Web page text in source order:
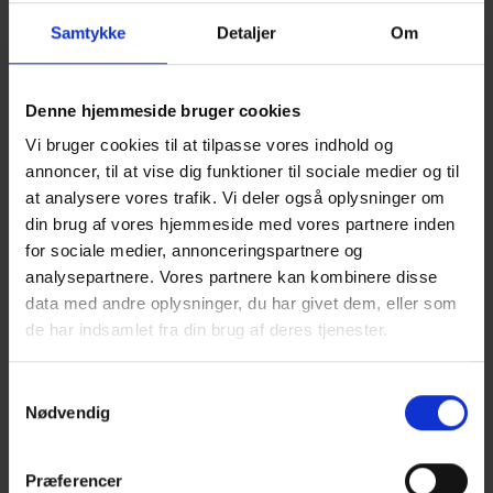
Samtykke Detaljer Om
Denne hjemmeside bruger cookies
Vi bruger cookies til at tilpasse vores indhold og
annoncer, til at vise dig funktioner til sociale medier og til
at analysere vores trafik. Vi deler også oplysninger om
din brug af vores hjemmeside med vores partnere inden
for sociale medier, annonceringspartnere og
analysepartnere. Vores partnere kan kombinere disse
data med andre oplysninger, du har givet dem, eller som
de har indsamlet fra din brug af deres tjenester.
Nødvendig
Præferencer
PODCAST: VERDENS
HØJESTE TRÆBYGNING
Schmidt Hammer Lassens står bag en ny tårnhøj træbygning,
der kommer til at slå Mjøstårnet og blive verdens højeste.
Træ.dk har interviewet Kristian Ahlmark, der er arkitekt, partner
og kreativ chef i SHL, om projektet. Hør mere om det helt nye
byggesystem, der er brugt for at kunne bygge endnu højere i